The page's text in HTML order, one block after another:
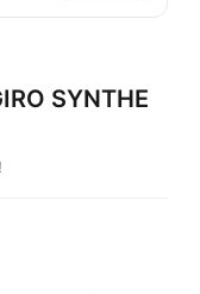
SYNTHE